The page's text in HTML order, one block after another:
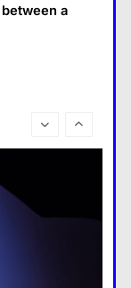
a
travel